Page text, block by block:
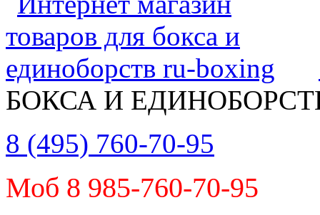
БОКСА И
8 (495) 760-70-95
Моб 8 985-760-70-95